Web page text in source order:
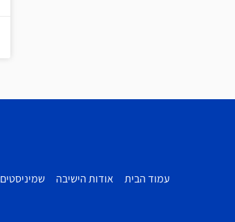
עמוד הבית אודות הישיבה שמיניסטים